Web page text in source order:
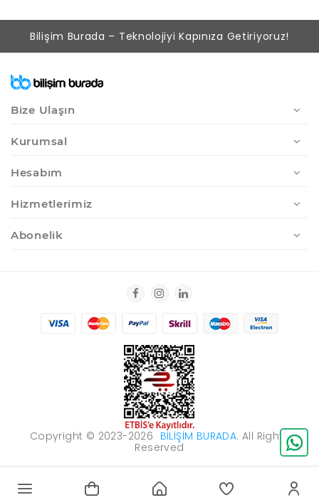
Bilişim Burada – Teknolojiyi Kapınıza Getiriyoruz!
Bize Ulaşın
Kurumsal
Hesabım
Hizmetlerimiz
Abonelik
Copyright © 2023-2026 BILIŞIM BURADA. All Rights
Reserved